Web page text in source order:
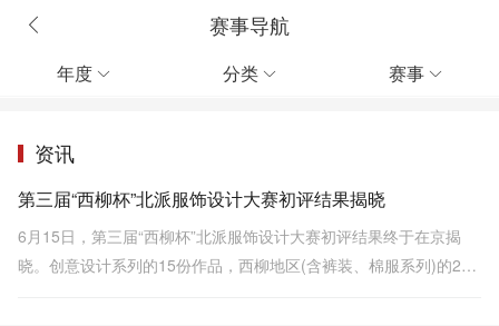
赛事导航
年度  分类  赛事 
资讯
第三届“西柳杯”北派服饰设计大赛初评结果揭晓
6月15日，第三届“西柳杯”北派服饰设计大赛初评结果终于在京揭
晓。创意设计系列的15份作品，西柳地区(含裤装、棉服系列)的23